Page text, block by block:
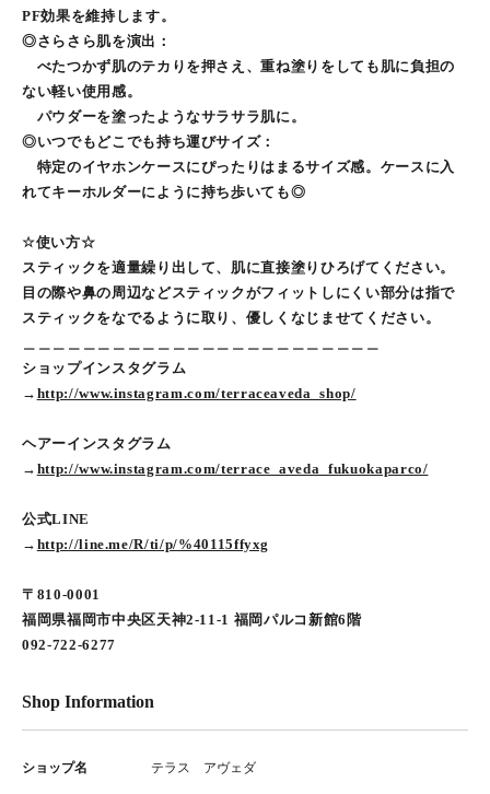
PF効果を維持します。
◎さらさら肌を演出：
べたつかず肌のテカりを押さえ、重ね塗りをしても肌に負担の
ない軽い使用感。
パウダーを塗ったようなサラサラ肌に。
◎いつでもどこでも持ち運びサイズ：
特定のイヤホンケースにぴったりはまるサイズ感。ケースに入
れてキーホルダーにように持ち歩いても◎
☆使い方☆
スティックを適量繰り出して、肌に直接塗りひろげてください。
目の際や鼻の周辺などスティックがフィットしにくい部分は指で
スティックをなでるように取り、優しくなじませてください。
ショップインスタグラム
→ http://www.instagram.com/terraceaveda_shop/
ヘアーインスタグラム
→ http://www.instagram.com/terrace_aveda_fukuokaparco/
公式LINE
→ http://line.me/R/ti/p/%40115ffyxg
〒810-0001
福岡県福岡市中央区天神2-11-1 福岡パルコ新館6階
092-722-6277
Shop Information
ショップ名 テラス アヴェダ